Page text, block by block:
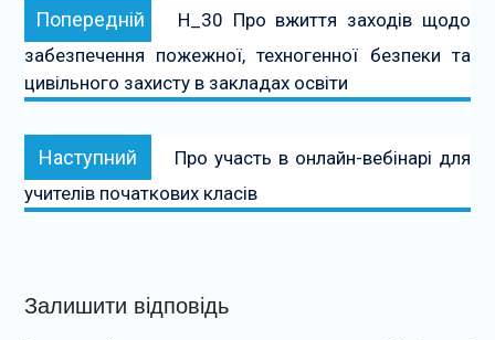
записів
Попередній Попередній:
Н_30 Про вжиття заходів щодо
забезпечення пожежної, техногенної безпеки та
цивільного захисту в закладах освіти
Наступний Наступний:
Про участь в онлайн-вебінарі для
учителів початкових класів
Залишити відповідь